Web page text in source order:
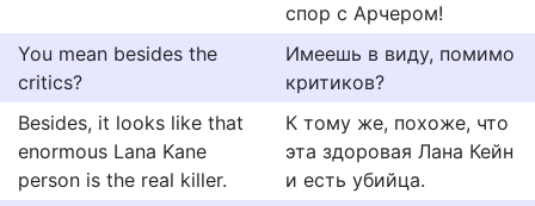
спор с Арчером!
You mean besides the
critics?
Имеешь в виду, помимо
критиков?
Besides, it looks like that
enormous Lana Kane
person is the real killer.
К тому же, похоже, что
эта здоровая Лана Кейн
и есть убийца.